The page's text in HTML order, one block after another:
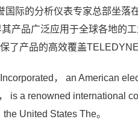
际的分析仪表专家总部坐落
产品广泛应用于全球各地的
了产品的高效覆盖TELEDYNE
， an American
is a renowned international
United States The。